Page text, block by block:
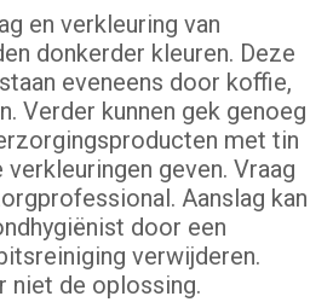
en verkleuring van
donkerder kleuren. Deze
eveneens door koffie,
Verder kunnen gek genoeg
met tin
geven. Vraag
Aanslag kan
door een
verwijderen.
niet de oplossing.